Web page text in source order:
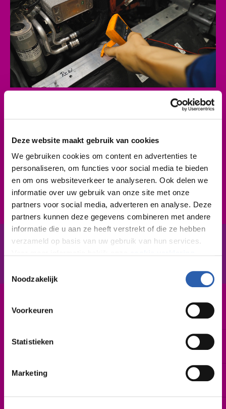
Deze website maakt gebruik van cookies
We gebruiken cookies om content en advertenties te
personaliseren, om functies voor social media te bieden
en om ons websiteverkeer te analyseren. Ook delen we
informatie over uw gebruik van onze site met onze
partners voor social media, adverteren en analyse. Deze
partners kunnen deze gegevens combineren met andere
informatie die u aan ze heeft verstrekt of die ze hebben
verzameld op basis van uw gebruik van hun services.
We werken samen met
die uw gegevens
Noodzakelijk
Voorkeuren
Statistieken
Marketing
rol. Zo ben jij een belangrijke schakel voor je bedrijf
en de klant.
en nauwkeurig. Ook kun jij je kennis goed toepassen
in de praktijk. Je kunt goed omgaan met klanten en
collega's. Werken volgens milieu- en veiligheidseisen
vind je heel gewoon.
Leerweg / niveau
Duur
Startdatum